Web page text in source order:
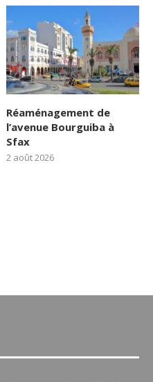
Réaménagement de
l’avenue Bourguiba à
Sfax
2 août 2026